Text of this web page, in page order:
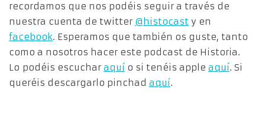
recordamos que nos podéis seguir a través de
nuestra cuenta de twitter @histocast y en
facebook. Esperamos que también os guste, tanto
como a nosotros hacer este podcast de Historia.
Lo podéis escuchar aquí o si tenéis apple aquí. Si
queréis descargarlo pinchad aquí.